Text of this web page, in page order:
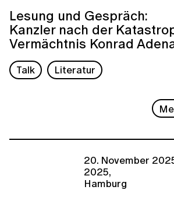
Lesung und Gespräch:
Kanzler nach der
Vermächtnis Konrad
Talk Literatur
20. November
2025,
Hamburg